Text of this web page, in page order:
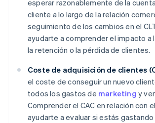
esperar razonablemente de la
cliente a lo largo de la relación
seguimiento de los cambios en el
ayudarte a comprender el impacto a
la retención o la pérdida de clientes.
Coste de adquisición de clientes
el coste de conseguir un nuevo
todos los gastos de marketing y
Comprender el CAC en relación con
ayudarte a evaluar si estás gastando